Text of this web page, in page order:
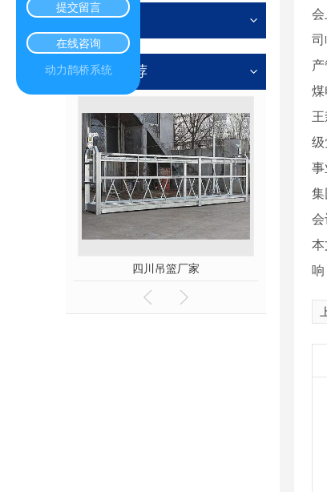
其他
热门推荐
成都电动吊篮租赁
会
司
煤
级
事
集
会
本
提交留言
在线咨询
动力鹊桥系统